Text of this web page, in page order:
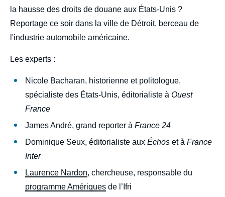
la hausse des droits de douane aux États-Unis ?
Reportage ce soir dans la ville de Détroit, berceau de
l'industrie automobile américaine.
Les experts :
Nicole Bacharan, historienne et politologue,
spécialiste des États-Unis, éditorialiste à Ouest
France
James André, grand reporter à France 24
Dominique Seux, éditorialiste aux Échos et à France
Inter
Laurence Nardon, chercheuse, responsable du
programme Amériques de l’Ifri